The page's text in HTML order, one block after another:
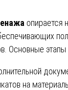
опирается
Основные
на